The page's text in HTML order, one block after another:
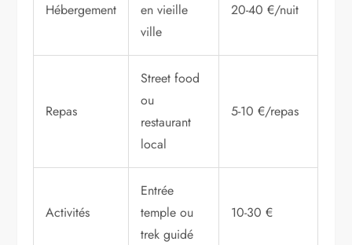
Hébergement
en vieille
ville
20-40 €/nuit
Repas
Street food
ou
restaurant
local
5-10 €/repas
Activités
Entrée
temple ou
trek guidé
10-30 €